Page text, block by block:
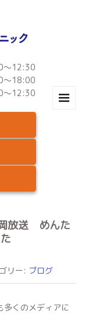
12:30
～18:00
12:30
放送 めんた
リー: ブログ
多くのメディアに